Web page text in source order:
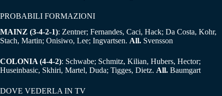
PROBABILI FORMAZIONI
MAINZ (3-4-2-1): Zentner; Fernandes, Caci, Hack; Da Costa, Kohr,
Stach, Martin; Onisiwo, Lee; Ingvartsen. All. Svensson
COLONIA (4-4-2): Schwabe; Schmitz, Kilian, Hubers, Hector;
Huseinbasic, Skhiri, Martel, Duda; Tigges, Dietz. All. Baumgart
DOVE VEDERLA IN TV